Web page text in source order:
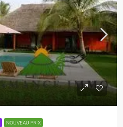
NOUVEAU PRIX